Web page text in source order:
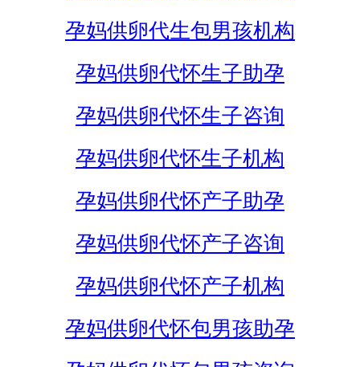
孕妈供卵代生包男孩机构
孕妈供卵代怀生子助孕
孕妈供卵代怀生子咨询
孕妈供卵代怀生子机构
孕妈供卵代怀产子助孕
孕妈供卵代怀产子咨询
孕妈供卵代怀产子机构
孕妈供卵代怀包男孩助孕